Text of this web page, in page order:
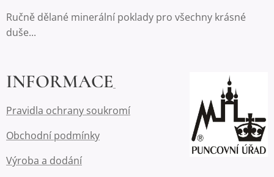
Ručně dělané minerální poklady pro všechny krásné
duše...
INFORMACE
Pravidla ochrany soukromí
Obchodní podmínky
Výroba a dodání